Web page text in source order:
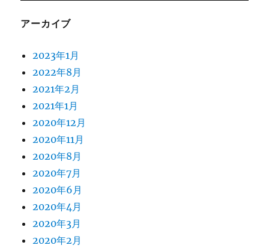
アーカイブ
2023年1月
2022年8月
2021年2月
2021年1月
2020年12月
2020年11月
2020年8月
2020年7月
2020年6月
2020年4月
2020年3月
2020年2月